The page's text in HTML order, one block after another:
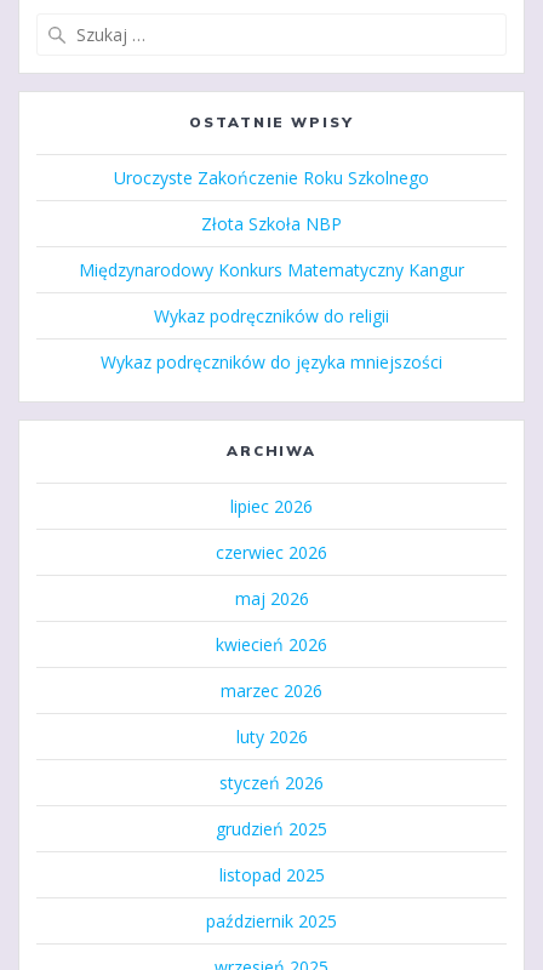
OSTATNIE WPISY
Uroczyste Zakończenie Roku Szkolnego
Złota Szkoła NBP
Międzynarodowy Konkurs Matematyczny Kangur
Wykaz podręczników do religii
Wykaz podręczników do języka mniejszości
ARCHIWA
lipiec 2026
czerwiec 2026
maj 2026
kwiecień 2026
marzec 2026
luty 2026
styczeń 2026
grudzień 2025
listopad 2025
październik 2025